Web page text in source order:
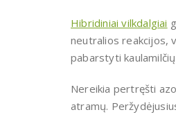
Hibridiniai vilkdalgiai
neutralios reakcijos,
pabarstyti
Nereikia pertręšti
atramų.